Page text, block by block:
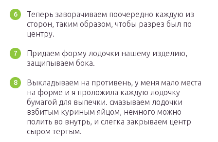
Теперь заворачиваем поочередно каждую из
сторон, таким образом, чтобы разрез был по
центру.
Придаем форму лодочки нашему изделию,
защипываем бока.
Выкладываем на противень, у меня мало места
на форме и я проложила каждую лодочку
бумагой для выпечки. смазываем лодочки
взбитым куриным яйцом, немного можно
полить во внутрь, и слегка закрываем центр
сыром тертым.